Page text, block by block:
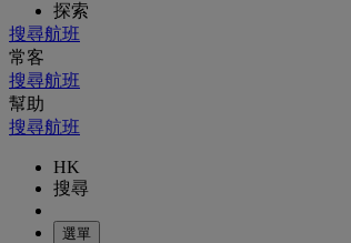
探索
搜尋航班
常客
搜尋航班
幫助
搜尋航班
HK
搜尋
選單